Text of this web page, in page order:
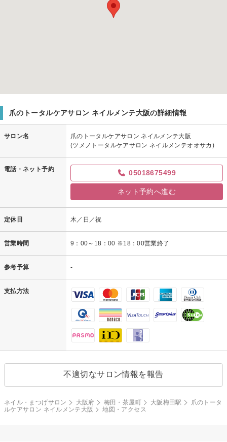
爪のトータルケアサロン ネイルメンテ大阪の詳細情報
サロン名
爪のトータルケアサロン ネイルメンテ大阪
(ツメノトータルケアサロン ネイルメンテオオサカ)
電話・ネット予約 05018675499
ネット予約へ進む
定休日 木／日／祝
営業時間 9：00～18：00 ※18：00営業終了
参考予算 -
支払方法
不適切なサロン情報を報告
ネイル・まつげサロン 大阪府 梅田・茶屋町 大阪梅田駅
爪のトータ
ルケアサロン ネイルメンテ大阪
地図・アクセス